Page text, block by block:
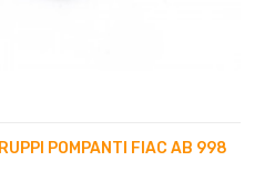
POMPANTI FIAC AB 998